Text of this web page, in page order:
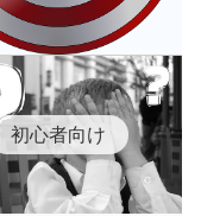
初心者向け